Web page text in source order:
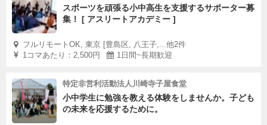
スポーツを頑張る小中高生を支援するサポーター募
集！ [ アスリートアカデミー ]
フルリモートOK, 東京 [豊島区, 八王子,...他2件
1コマあたり：2,500円
1日間~長期歓迎
特定非営利活動法人川崎寺子屋食堂
小中学生に勉強を教える体験をしませんか。子ども
の未来を応援するために。